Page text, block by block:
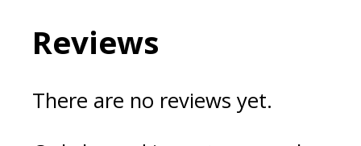
Reviews
There are no reviews yet.